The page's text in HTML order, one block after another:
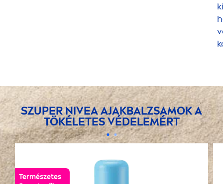
SZUPERNIVEAAJAKBALZSAMOK A
TÖKÉLETES VÉDELEMÉRT
Természetes